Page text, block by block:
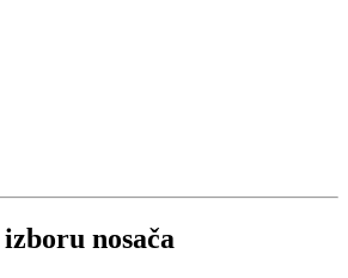
nosača